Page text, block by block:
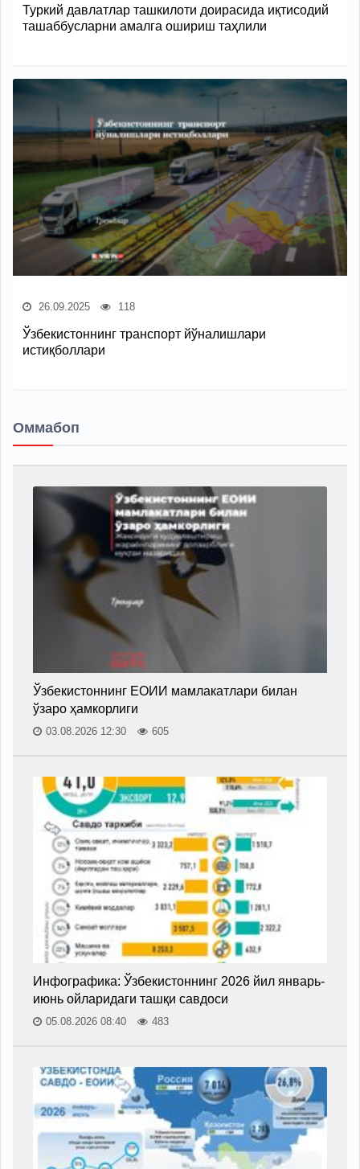
Туркий давлатлар ташкилоти доирасида иқтисодий
ташаббусларни амалга ошириш таҳлили
26.09.2025 118
Ўзбекистоннинг транспорт йўналишлари
истиқболлари
Оммабоп
Ўзбекистоннинг ЕОИИ мамлакатлари билан
ўзаро ҳамкорлиги
03.08.2026 12:30 605
Инфографика: Ўзбекистоннинг 2026 йил январь-
июнь ойларидаги ташқи савдоси
05.08.2026 08:40 483